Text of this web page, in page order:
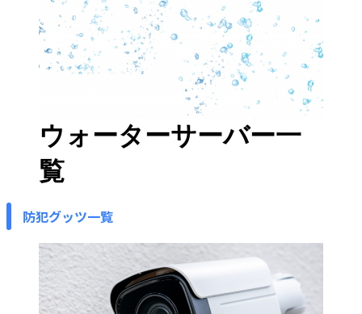
ウォーターサーバー一
覧
防犯グッツ一覧